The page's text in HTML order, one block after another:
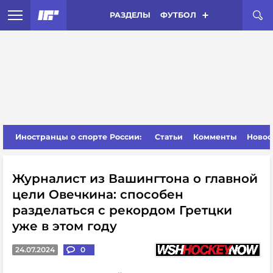
РАЗДЕЛЫ ФУТБОЛ
Иностранцы о спорте России: Статьи Комменты
Журналист из Вашингтона о главной
цели Овечкина: способен
разделаться с рекордом Гретцки
уже в этом году
24.07.2024 0